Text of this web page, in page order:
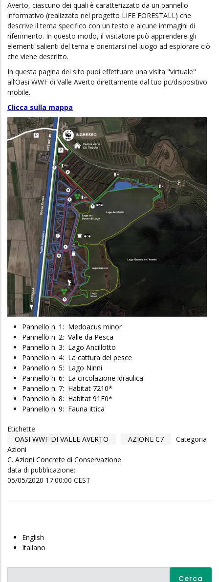
Averto, ciascuno dei quali è caratterizzato da un pannello
informativo (realizzato nel progetto LIFE FORESTALL) che
descrive il tema specifico con un testo e alcune immagini di
riferimento. In questo modo, il visitatore può apprendere gli
elementi salienti del tema e orientarsi nel luogo ad esplorare ciò
che viene descritto.
In questa pagina del sito puoi effettuare una visita "virtuale"
all’Oasi WWF di Valle Averto direttamente dal tuo pc/dispositivo
mobile.
Clicca sulla mappa
Pannello n. 1: Medoacus minor
Pannello n. 2: Valle da Pesca
Pannello n. 3: Lago Ancillotto
Pannello n. 4: La cattura del pesce
Pannello n. 5: Lago Ninni
Pannello n. 6: La circolazione idraulica
Pannello n. 7: Habitat 7210*
Pannello n. 8: Habitat 91E0*
Pannello n. 9: Fauna ittica
Etichette
OASI WWF DI VALLE AVERTO
AZIONE C7
Categoria
Azioni
C. Azioni Concrete di Conservazione
data di pubblicazione:
05/05/2020 17:00:00 CEST
English
Italiano